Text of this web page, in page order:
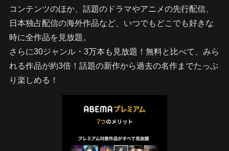
コンテンツのほか、話題のドラマやアニメの先行配信、
日本独占配信の海外作品など、いつでもどこでも好きな
時に全作品を見放題。
さらに30ジャンル・3万本も見放題！無料と比べて、みら
れる作品が約3倍！話題の新作から過去の名作までたっぷ
り楽しめる！